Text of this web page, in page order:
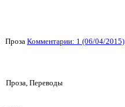
Проза Комментарии: 1 (06/04/2015)
Проза, Переводы